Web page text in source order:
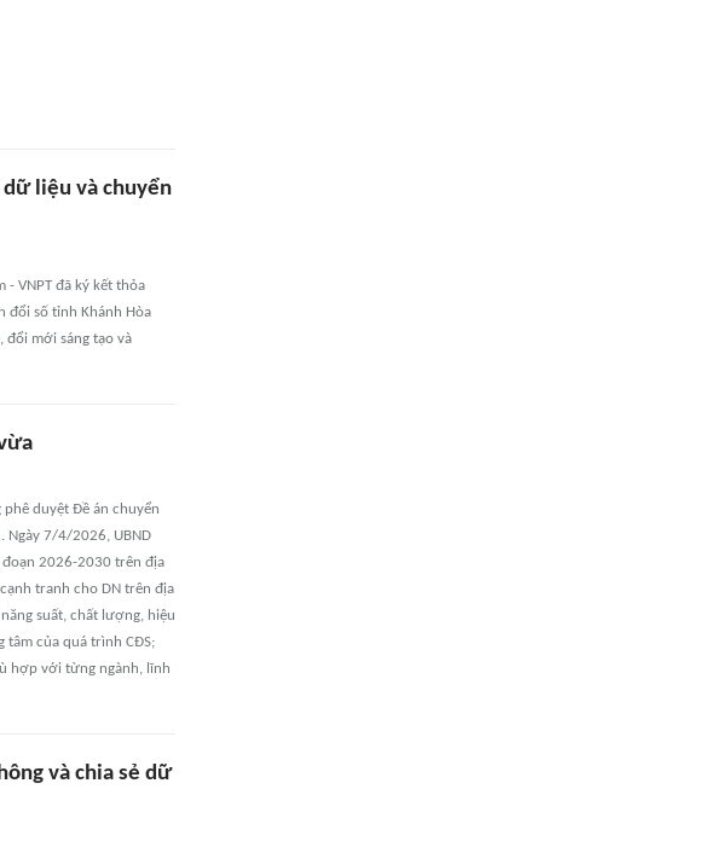
liệu và chuyển
- VNPT đã ký kết thỏa
đổi số tỉnh Khánh Hòa
đổi mới sáng tạo và
duyệt Ðề án chuyển
Ngày 7/4/2026, UBND
đoạn 2026-2030 trên địa
tranh cho DN trên địa
suất, chất lượng, hiệu
tâm của quá trình CÐS;
hợp với từng ngành, lĩnh
và chia sẻ dữ